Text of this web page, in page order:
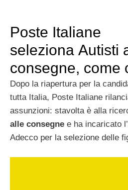
Poste Italiane
seleziona Autisti
consegne, come
Dopo la riapertura per la
tutta Italia, Poste Italiane
assunzioni: stavolta è alla
alle consegne e ha incaricato
Adecco per la selezione delle